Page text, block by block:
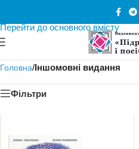
Перейти до основного вмісту
Головна/Іншомовні видання
Фільтри